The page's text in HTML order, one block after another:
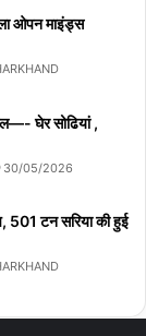
ओपन माइंड्स
घेर सोढियां ,
30/05/2026
501 टन सरिया की हुई